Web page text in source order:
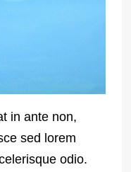
in ante non,
sed lorem
odio.